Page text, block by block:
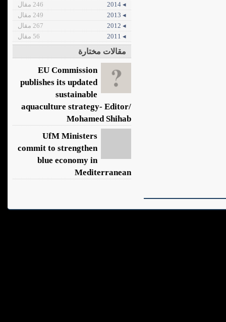
◂ 2014
246 مقال
◂ 2013
249 مقال
◂ 2012
267 مقال
◂ 2011
56 مقال
مقالات مختارة
EU Commission
publishes its updated
sustainable
aquaculture strategy- Editor/
Mohamed Shihab
UfM Ministers
commit to strengthen
blue economy in
Mediterranean